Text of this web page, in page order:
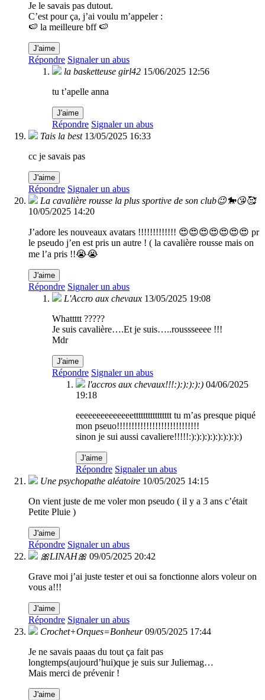
Je le savais pas dutout.
C’est pour ça, j’ai voulu m’appeler :
🍉 la meilleure bff 🍉
J'aime
Répondre Signaler un abus
la basketteuse girl42 15/06/2025 12:56
tu t’apelle anna
J'aime
Répondre Signaler un abus
Tais la best 13/05/2025 16:33
cc je savais pas
J'aime
Répondre Signaler un abus
La cavalière rousse la plus sportive de son club😉🐎😘🥰
10/05/2025 14:20
J’adore les nouveaux avatars !!!!!!!!!!!!! 😍😍😍😍😍😍😍 pr
le pseudo j’en est pris un autre ! ( la cavalière rousse mais on
me l’a pris !!😭😭
J'aime
Répondre Signaler un abus
L'Accro aux chevaux 13/05/2025 19:08
Whattttt ?????
Je suis cavalière….Et je suis…..roussseeee !!!
Mdr
J'aime
Répondre Signaler un abus
l'accros aux chevaux!!!:):):):):) 04/06/2025
19:18
eeeeeeeeeeeeeetttttttttttttttt tu m’as presque piqué
mon pseuo!!!!!!!!!!!!!!!!!!!!!!!!!!!!
sinon je sui aussi cavaliere!!!!!:):):):):):):):):):)
J'aime
Répondre Signaler un abus
Une psychopathe aléatoire 10/05/2025 14:15
On vient juste de me voler mon pseudo ( il y a 3 ans c’était
Petite Pluie )
J'aime
Répondre Signaler un abus
🎀LINAH🎀 09/05/2025 20:42
Grave moi j’ai juste tester et oui sa fonctionne alors voleur on
vous a!!!
J'aime
Répondre Signaler un abus
Crochet+Orques=Bonheur 09/05/2025 17:44
Je ne savais paaas du tout ça fait pas
longtemps(aujourd’hui)que je suis sur Juliemag…
Mais merci de prévenir !
J'aime